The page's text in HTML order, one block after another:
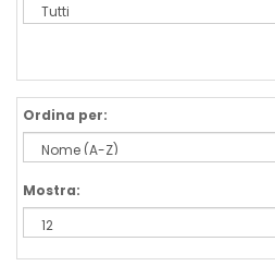
Ordina per:
Mostra: